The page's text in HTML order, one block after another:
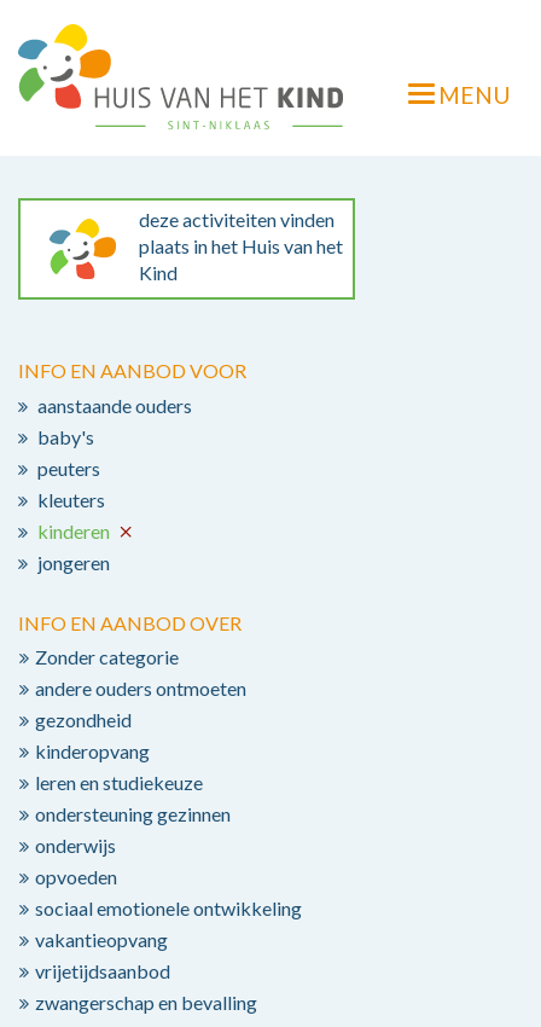
naar
de
Navigatie
MENU
deze activiteiten vinden
plaats in het Huis van het
Kind
INFO EN AANBOD VOOR
aanstaande ouders
baby's
peuters
kleuters
kinderen
jongeren
INFO EN AANBOD OVER
Zonder categorie
andere ouders ontmoeten
gezondheid
kinderopvang
leren en studiekeuze
ondersteuning gezinnen
onderwijs
opvoeden
sociaal emotionele ontwikkeling
vakantieopvang
vrijetijdsaanbod
zwangerschap en bevalling